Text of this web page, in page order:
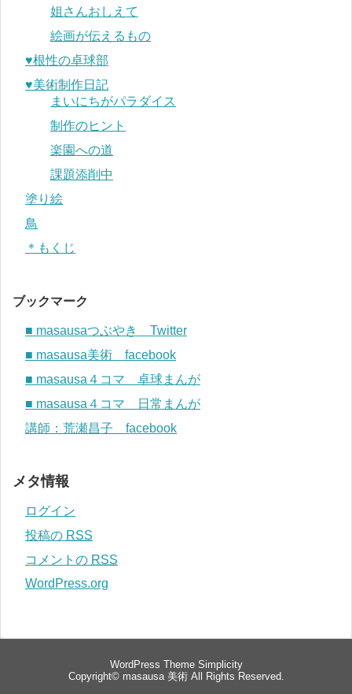
姐さんおしえて
絵画が伝えるもの
♥︎根性の卓球部
♥︎美術制作日記
まいにちがパラダイス
制作のヒント
楽園への道
課題添削中
塗り絵
鳥
＊もくじ
ブックマーク
■ masausaつぶやき Twitter
■ masausa美術 facebook
■ masausa４コマ 卓球まんが
■ masausa４コマ 日常まんが
講師：荒瀬昌子 facebook
メタ情報
ログイン
投稿の RSS
コメントの RSS
WordPress.org
WordPress Theme Simplicity
Copyright© masausa 美術All Rights Reserved.